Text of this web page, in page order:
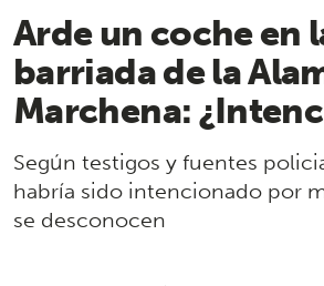
Arde un coche en
barriada de la
Marchena:
Según testigos y fuentes
habría sido intencionado por
se desconocen